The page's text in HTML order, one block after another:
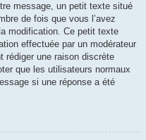
message, un petit texte situé
de fois que vous l’avez
modification. Ce petit texte
effectuée par un modérateur
rédiger une raison discrète
que les utilisateurs normaux
si une réponse a été